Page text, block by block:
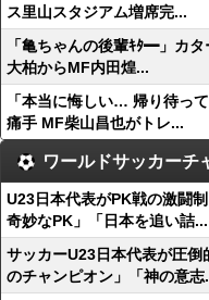
ス里山スタジアム増席完...
「亀ちゃんの後輩ｷﾀ━」カ
大柏からMF内田煌...
「本当に悔しい… 帰り待っ
痛手 MF柴山昌也がトレ...
ワールドサッカーチ
U23日本代表がPK戦の激闘
奇妙なPK」「日本を追い詰...
サッカーU23日本代表が圧
のチャンピオン」「神の意志